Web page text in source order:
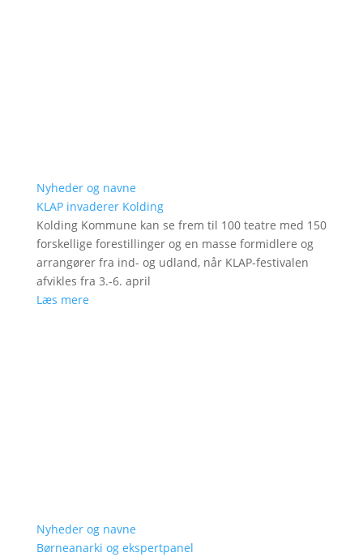
Nyheder og navne
KLAP invaderer Kolding
Kolding Kommune kan se frem til 100 teatre med 150
forskellige forestillinger og en masse formidlere og
arrangører fra ind- og udland, når KLAP-festivalen
afvikles fra 3.-6. april
Læs mere
Nyheder og navne
Børneanarki og ekspertpanel